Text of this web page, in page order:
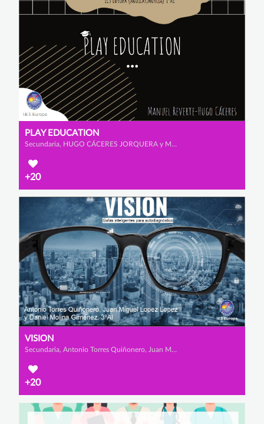
PLAY EDUCATION
Secundaria, HUGO CÁCERES JORQUERA y MANUEL REVERTE VIÚDEZ
+20
VISION
Secundaria, Antonio Torres Quiñonero, Juan Miguel López López y Daniel Molina Giménez
+20